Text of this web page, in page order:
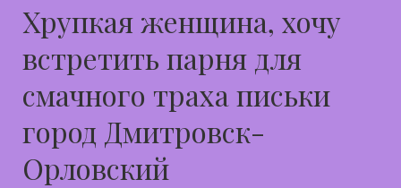
Хрупкая женщина, хочу
встретить парня для
смачного траха письки
город Дмитровск-
Орловский